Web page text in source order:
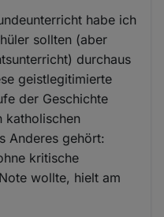
habe ich
sollten (aber
durchaus
geistlegitimierte
der Geschichte
katholischen
Anderes gehört:
kritische
wollte, hielt am